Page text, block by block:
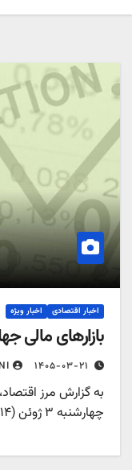
اخبار اقتصادی اخبار ویژه
بازارهای مالی
۱۴۰۵-۰۳-۲۱
به گزارش مرز
چهارشنبه ۳ ژوئن (۱۴ خرداد) به اوج خود…